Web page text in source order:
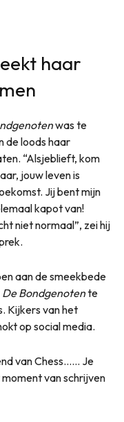
haar
was te
de loods haar
“Alsjeblieft, kom
jouw leven is
Jij bent mijn
kapot van!
niet normaal”, zei hij
aan de smeekbede
De Bondgenotente
Kijkers van het
op social media.
van Chess…… Je
van schrijven